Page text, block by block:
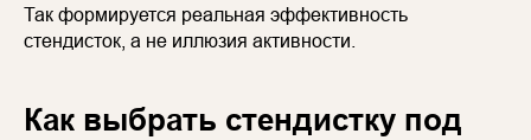
Так формируется реальная эффективность
стендисток, а не иллюзия активности.
Как выбрать стендистку под